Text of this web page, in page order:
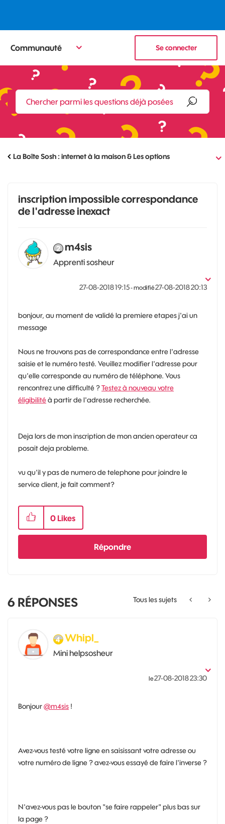
Communauté Se connecter
La Boîte Sosh : internet à la maison & Les options
inscription impossible correspondance
de l'adresse inexact
m4sis
Apprenti sosheur
‎27-08-201819:15- modifié‎27-08-201820:13
bonjour, au moment de validé la premiere etapes j'ai un
message
Nous ne trouvons pas de correspondance entre l'adresse
saisie et le numéro testé. Veuillez modifier l'adresse pour
qu'elle corresponde au numéro de téléphone. Vous
rencontrez une difficulté ?Testez à nouveau votre
éligibilitéà partir de l'adresse recherchée.
Deja lors de mon inscription de mon ancien operateur ca
posait deja probleme.
vu qu'il y pas de numero de telephone pour joindre le
service client, je fait comment?
0 Likes
Répondre
Tous les sujets
6 RÉPONSES
Whipl_
Mini helpsosheur
le‎27-08-201823:30
Bonjour@m4sis !
Avez-vous testé votre ligne en saisissant votre adresse ou
votre numéro de ligne ? avez-vous essayé de faire l'inverse ?
N'avez-vous pas le bouton "se faire rappeler" plus bas sur
la page ?